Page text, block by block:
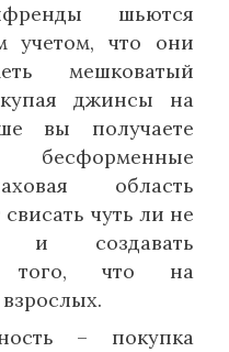
шьются
учетом, что они
мешковатый
джинсы на
вы получаете
область
чуть ли не
создавать
того, что на
– покупка